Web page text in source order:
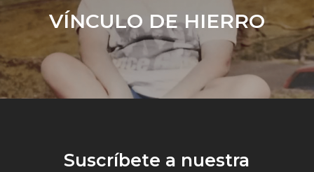
VÍNCULO DE HIERRO
Suscríbete a nuestra